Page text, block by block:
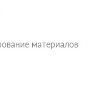
материалов